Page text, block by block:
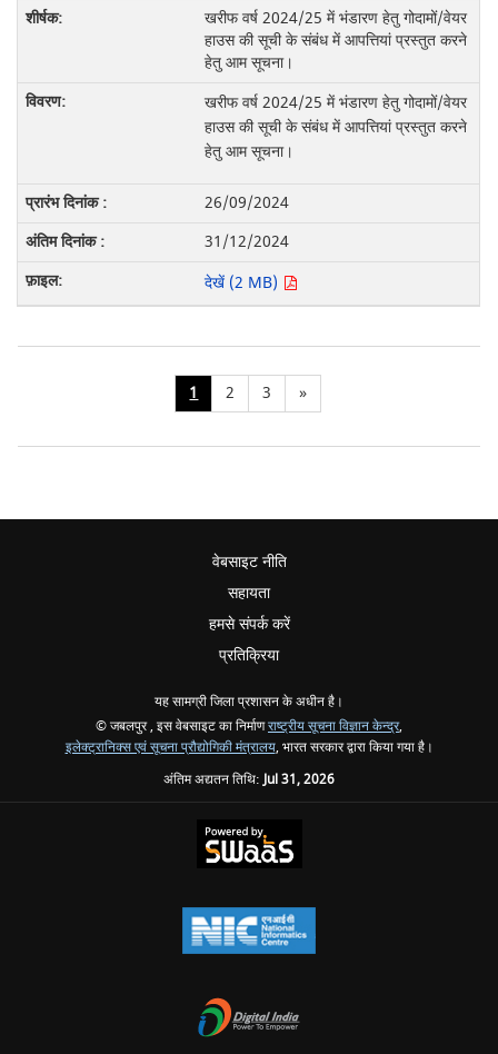
खरीफ वर्ष 2024/25 में भंडारण हेतु गोदामों/वेयर
हाउस की सूची के संबंध में आपत्तियां प्रस्तुत करने
हेतु आम सूचना।
खरीफ वर्ष 2024/25 में भंडारण हेतु गोदामों/वेयर
हाउस की सूची के संबंध में आपत्तियां प्रस्तुत करने
हेतु आम सूचना।
26/09/2024
31/12/2024
देखें (2 MB)
1 2 3 »
वेबसाइट नीति
सहायता
हमसे संपर्क करें
प्रतिक्रिया
यह सामग्री जिला प्रशासन के अधीन है।
© जबलपुर , इस वेबसाइट का निर्माणराष्ट्रीय सूचना विज्ञान केन्द्र,
इलेक्ट्रानिक्स एवं सूचना प्रौद्योगिकी मंत्रालय, भारत सरकार द्वारा किया गया है।
अंतिम अद्यतन तिथि:Jul 31, 2026